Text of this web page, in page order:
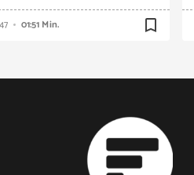
01:51 Min. bookmark_border